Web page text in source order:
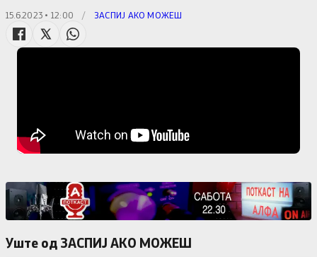
15.6.2023 • 12:00 / ЗАСПИЈ АКО МОЖЕШ
Уште од ЗАСПИЈ АКО МОЖЕШ